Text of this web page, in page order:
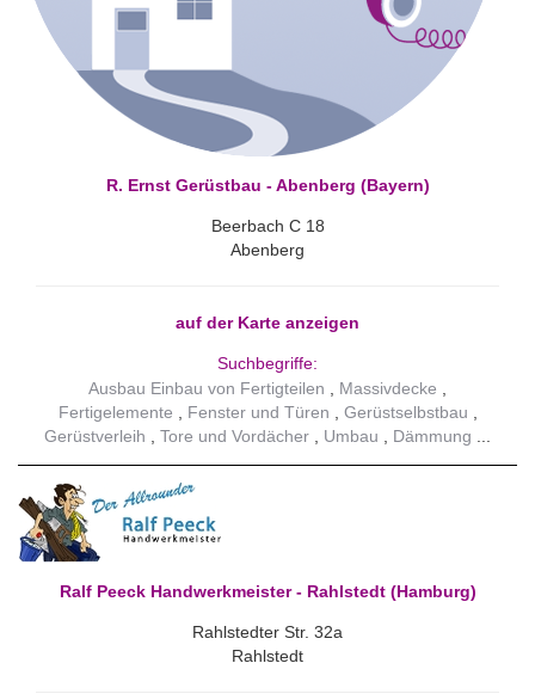
R. Ernst Gerüstbau - Abenberg (Bayern)
Beerbach C 18
Abenberg
auf der Karte anzeigen
Suchbegriffe:
Ausbau Einbau von Fertigteilen
Massivdecke
Fertigelemente
Fenster und Türen
Gerüstselbstbau
Gerüstverleih
Tore und Vordächer Umbau Dämmung
Ralf Peeck Handwerkmeister - Rahlstedt (Hamburg)
Rahlstedter Str. 32a
Rahlstedt